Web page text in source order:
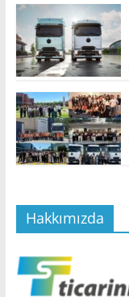
Hakkımızda